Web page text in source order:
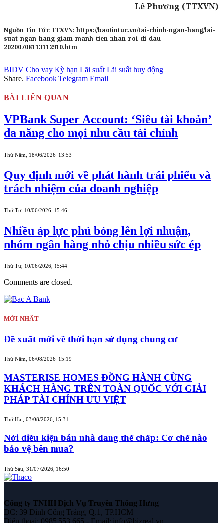
Lê Phương (TTXVN)
Nguồn Tin Tức TTXVN: https://baotintuc.vn/tai-chinh-ngan-hang/lai-
suat-ngan-hang-giam-manh-tien-nhan-roi-di-dau-
20200708113112910.htm
BIDV Cho vay Kỳ hạn Lãi suất Lãi suất huy động
Share. Facebook Telegram Email
BÀI LIÊN QUAN
VPBank Super Account: ‘Siêu tài khoản’
đa năng cho mọi nhu cầu tài chính
Thứ Năm, 18/06/2026, 13:53
Quy định mới về phát hành trái phiếu và
trách nhiệm của doanh nghiệp
Thứ Tư, 10/06/2026, 15:46
Nhiều áp lực phủ bóng lên lợi nhuận,
nhóm ngân hàng nhỏ chịu nhiều sức ép
Thứ Tư, 10/06/2026, 15:44
Comments are closed.
MỚI NHẤT
Đề xuất mới về thời hạn sử dụng chung cư
Thứ Năm, 06/08/2026, 15:19
MASTERISE HOMES ĐỒNG HÀNH CÙNG
KHÁCH HÀNG TRÊN TOÀN QUỐC VỚI GIẢI
PHÁP TÀI CHÍNH ƯU VIỆT
Thứ Hai, 03/08/2026, 15:31
Nới điều kiện bán nhà đang thế chấp: Cơ chế nào
bảo vệ bên mua?
Thứ Sáu, 31/07/2026, 16:50
Công ty TNHH Dịch Vụ Truyền Thông Hưng
ĐC: 39 Đinh Công Tráng, Q.1, TP.HCM
Điện thoại: 0985 553 665 - Email: info@bizreal.vn